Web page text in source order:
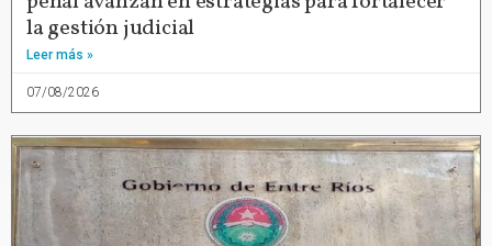
la gestión judicial
Leer más »
07/08/2026